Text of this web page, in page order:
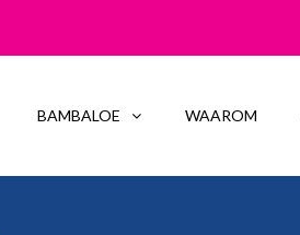
BAMBALOE WAAROM